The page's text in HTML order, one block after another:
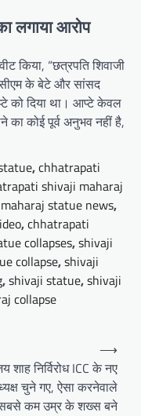
लगाया आरोप
किया, “छत्रपति शिवाजी
सीएम के बेटे और सांसद
को दिया था। आप्टे केवल
का कोई पूर्व अनुभव नहीं है,
,chhatrapati
shivaji maharaj
statue news,
,chhatrapati
collapses,shivaji
collapse,shivaji
,shivaji statue,shivaji
collapse
शाह निर्विरोध ICC के नए
चुने गए, ऐसा करनेवाले
कम उम्र के शख्स बने
⟶